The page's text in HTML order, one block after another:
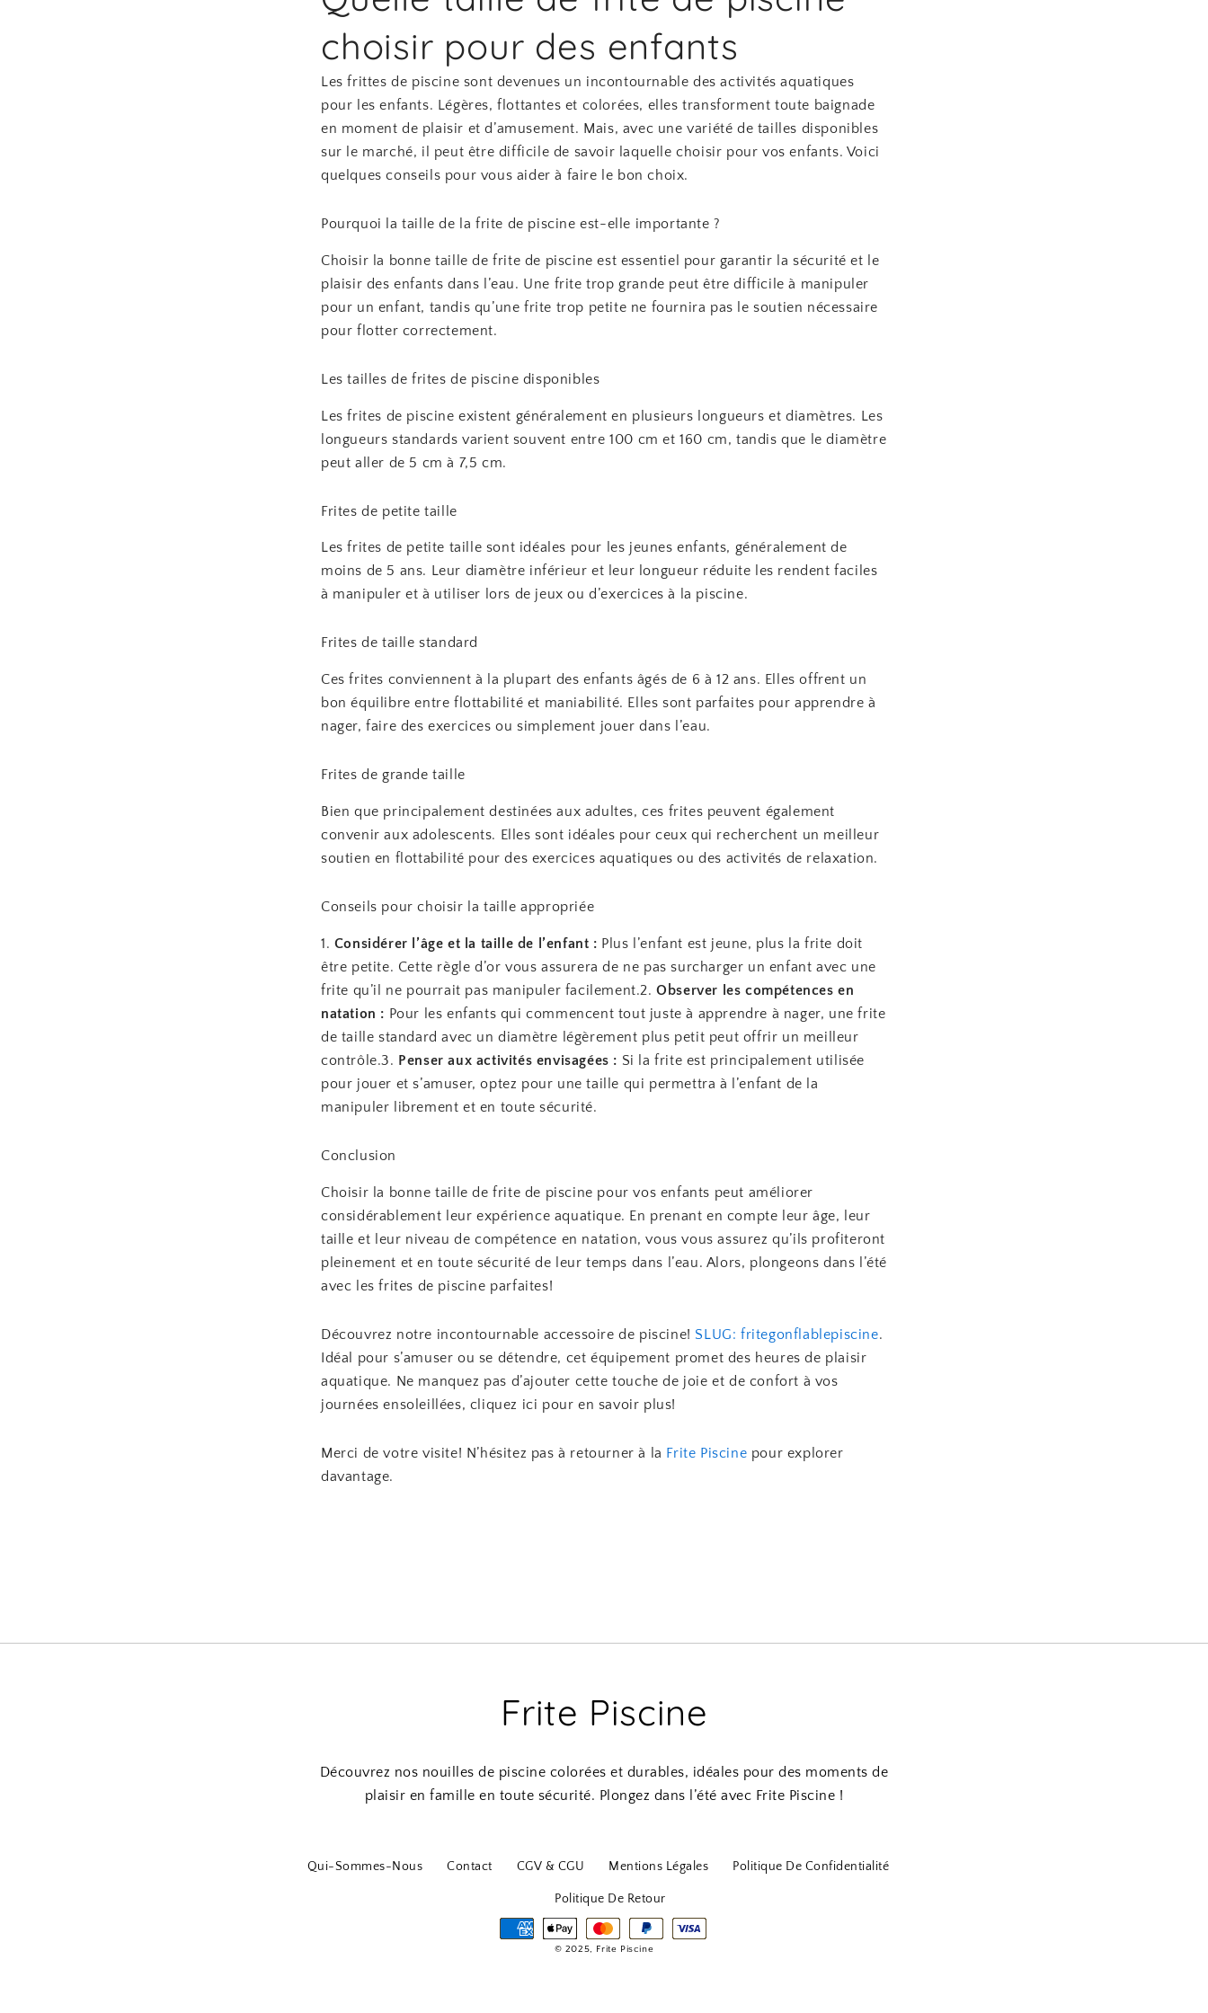
choisir pour des enfants
Les frittes de piscine sont devenues un incontournable des activités aquatiques
pour les enfants. Légères, flottantes et colorées, elles transforment toute baignade
en moment de plaisir et d’amusement. Mais, avec une variété de tailles disponibles
sur le marché, il peut être difficile de savoir laquelle choisir pour vos enfants. Voici
quelques conseils pour vous aider à faire le bon choix.
Pourquoi la taille de la frite de piscine est-elle importante ?
Choisir la bonne taille de frite de piscine est essentiel pour garantir la sécurité et le
plaisir des enfants dans l’eau. Une frite trop grande peut être difficile à manipuler
pour un enfant, tandis qu’une frite trop petite ne fournira pas le soutien nécessaire
pour flotter correctement.
Les tailles de frites de piscine disponibles
Les frites de piscine existent généralement en plusieurs longueurs et diamètres. Les
longueurs standards varient souvent entre 100 cm et 160 cm, tandis que le diamètre
peut aller de 5 cm à 7,5 cm.
Frites de petite taille
Les frites de petite taille sont idéales pour les jeunes enfants, généralement de
moins de 5 ans. Leur diamètre inférieur et leur longueur réduite les rendent faciles
à manipuler et à utiliser lors de jeux ou d’exercices à la piscine.
Frites de taille standard
Ces frites conviennent à la plupart des enfants âgés de 6 à 12 ans. Elles offrent un
bon équilibre entre flottabilité et maniabilité. Elles sont parfaites pour apprendre à
nager, faire des exercices ou simplement jouer dans l’eau.
Frites de grande taille
Bien que principalement destinées aux adultes, ces frites peuvent également
convenir aux adolescents. Elles sont idéales pour ceux qui recherchent un meilleur
soutien en flottabilité pour des exercices aquatiques ou des activités de relaxation.
Conseils pour choisir la taille appropriée
1. Considérer l’âge et la taille de l’enfant : Plus l’enfant est jeune, plus la frite doit
être petite. Cette règle d’or vous assurera de ne pas surcharger un enfant avec une
frite qu’il ne pourrait pas manipuler facilement.2.Observer les compétences en
natation : Pour les enfants qui commencent tout juste à apprendre à nager, une frite
de taille standard avec un diamètre légèrement plus petit peut offrir un meilleur
contrôle.3. Penser aux activités envisagées : Si la frite est principalement utilisée
pour jouer et s’amuser, optez pour une taille qui permettra à l’enfant de la
manipuler librement et en toute sécurité.
Conclusion
Choisir la bonne taille de frite de piscine pour vos enfants peut améliorer
considérablement leur expérience aquatique. En prenant en compte leur âge, leur
taille et leur niveau de compétence en natation, vous vous assurez qu’ils profiteront
pleinement et en toute sécurité de leur temps dans l’eau. Alors, plongeons dans l’été
avec les frites de piscine parfaites!
Découvrez notre incontournable accessoire de piscine! SLUG: fritegonflablepiscine.
Idéal pour s’amuser ou se détendre, cet équipement promet des heures de plaisir
aquatique. Ne manquez pas d’ajouter cette touche de joie et de confort à vos
journées ensoleillées, cliquez ici pour en savoir plus!
Merci de votre visite! N’hésitez pas à retourner à la Frite Piscine pour explorer
davantage.
Frite Piscine
Découvrez nos nouilles de piscine colorées et durables, idéales pour des moments de
plaisir en famille en toute sécurité. Plongez dans l’été avec Frite Piscine !
Qui-Sommes-Nous Contact CGV & CGU Mentions Légales Politique De Confidentialité
Politique De Retour
© 2025, Frite Piscine